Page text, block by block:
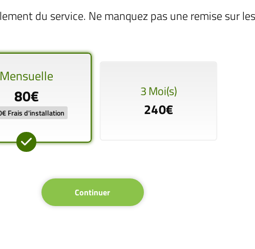
du service. Ne manquez pas une remise sur
Mensuelle
80€
Frais d'installation
3 Moi(s)
240€
Continuer